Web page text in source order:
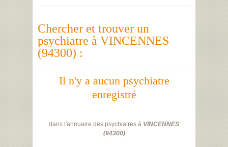
Chercher et trouver un
psychiatre à VINCENNES
(94300) :
Il n'y a aucun psychiatre
enregistré
dans l'annuaire des psychiatres à VINCENNES
(94300)